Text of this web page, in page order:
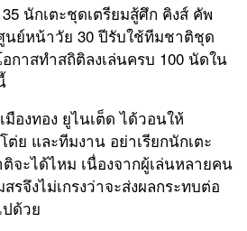
นักเตะชุดเตรียมสู้ศึก คิงส์ คัพ
ย์หน้าวัย 30 ปีรับใช้ทีมชาติชุด
กาสทำสถิติลงเล่นครบ 100 นัดใน
องทอง ยูไนเต็ด ได้วอนให้
ย และทีมงาน อย่าเรียกนักเตะ
ติจะได้ไหม เนื่องจากผู้เล่นหลายคน
รจึงไม่เกรงว่าจะส่งผลกระทบต่อ
ด้วย